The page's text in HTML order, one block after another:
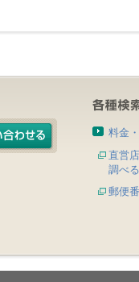
料金
直営
調べる
郵便